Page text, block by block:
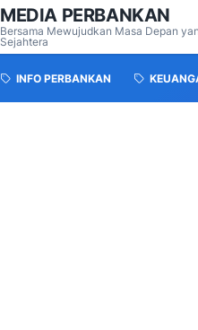
MEDIA PERBANKAN
Bersama Mewujudkan Masa Depan
Sejahtera
INFO PERBANKAN